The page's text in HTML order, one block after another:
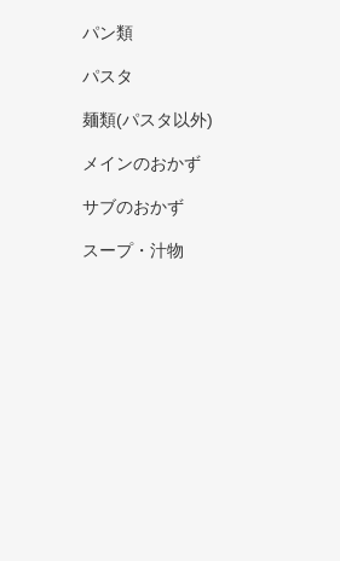
パン類
パスタ
麺類(パスタ以外)
メインのおかず
サブのおかず
スープ・汁物